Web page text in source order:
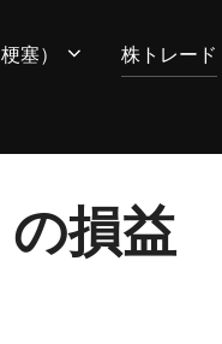
塞） 株トレード
損益